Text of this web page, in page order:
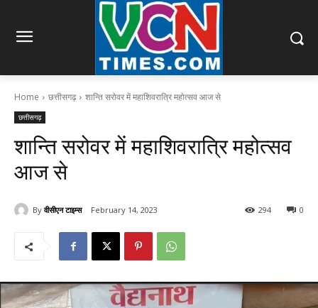
Home छत्तीसगढ़ शान्ति सरोवर में महाशिवरात्रि महोत्सव आज से
छत्तीसगढ़
शान्ति सरोवर में महाशिवरात्रि महोत्सव
आज से
By वीसीएन टाइम्स February 14, 2023 0
294